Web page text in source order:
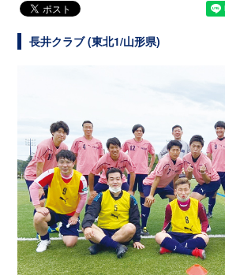
長井クラブ (東北1/山形県)